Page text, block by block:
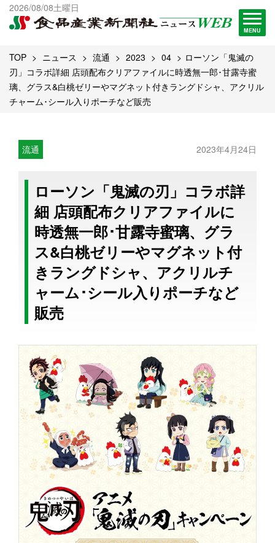
2026/08/08土曜日
MENU
出版物一覧へ
試読・購読申し込み
TOP ニュース 流通 2023 04
ローソン「鬼滅の
刃」コラボ詳細 店頭配布クリアファイルに時透無一郎･甘露寺蜜
璃、グラス&白桃ゼリーやマグネット付きラングドシャ、アクリル
チャーム･シール入りポーチなど販売
流通 2023年4月24日
ローソン「鬼滅の刃」コラボ詳
細 店頭配布クリアファイルに
時透無一郎･甘露寺蜜璃、グラ
ス&白桃ゼリーやマグネット付
きラングドシャ、アクリルチ
ャーム･シール入りポーチなど
販売